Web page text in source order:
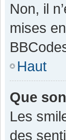
Non, il
mises
Haut
Que
Les
des